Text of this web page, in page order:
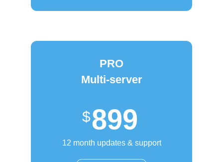
PRO
Multi-server
899
12 month updates & support